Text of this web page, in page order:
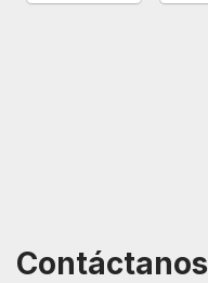
Contáctanos